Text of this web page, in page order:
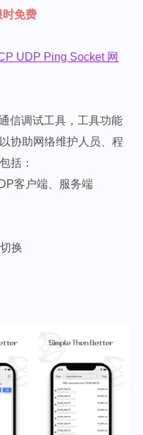
时免费
UDP Ping Socket 网
信调试工具，工具功能
协助网络维护人员、程
括：
客户端、服务端
换